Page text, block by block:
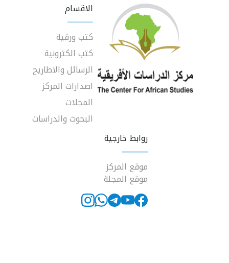
الاقسام
كتب ورقية
كتب الكترونية
الرسائل والاطاريح
اصدارات المركز